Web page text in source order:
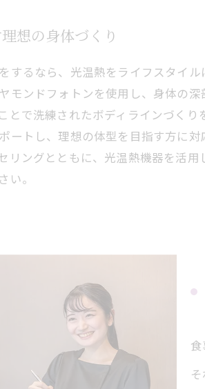
想の身体づくり
するなら、光温熱をライフスタイル
モンドフォトンを使用し、身体の
とで洗練されたボディラインづくり
ートし、理想の体型を目指す方に
リングとともに、光温熱機器を活用
い。